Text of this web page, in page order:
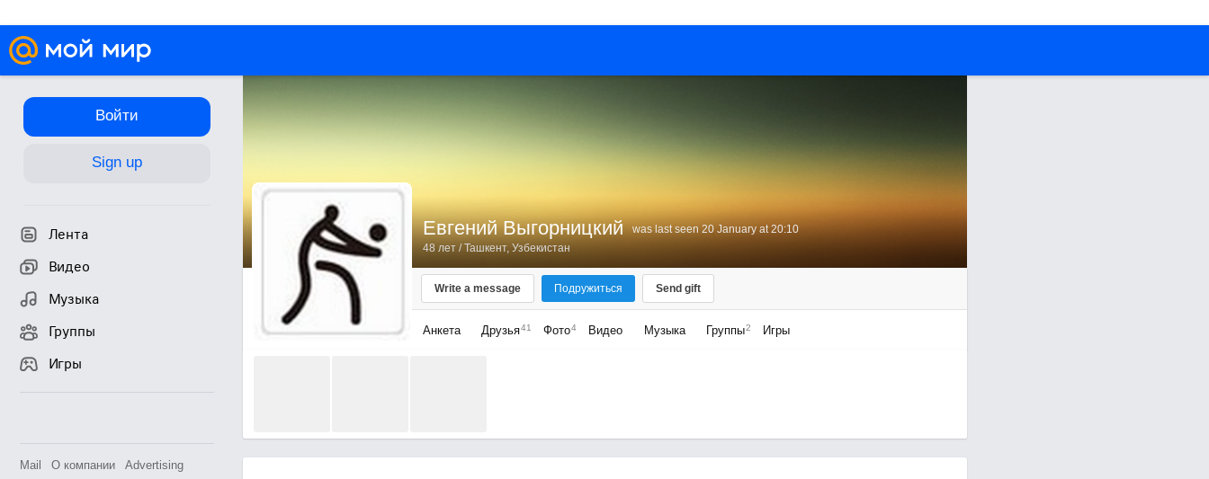
Войти
Sign up
Лента
Видео
Музыка
Группы
Игры
Mail О компании
Advertising
Евгений Выгорницкий
was last seen 20 January at 20:10
48 лет/Ташкент, Узбекистан
Write a message Подружиться Send gift
Анкета Друзья41 Фото4 Видео Музыка Группы2 Игры